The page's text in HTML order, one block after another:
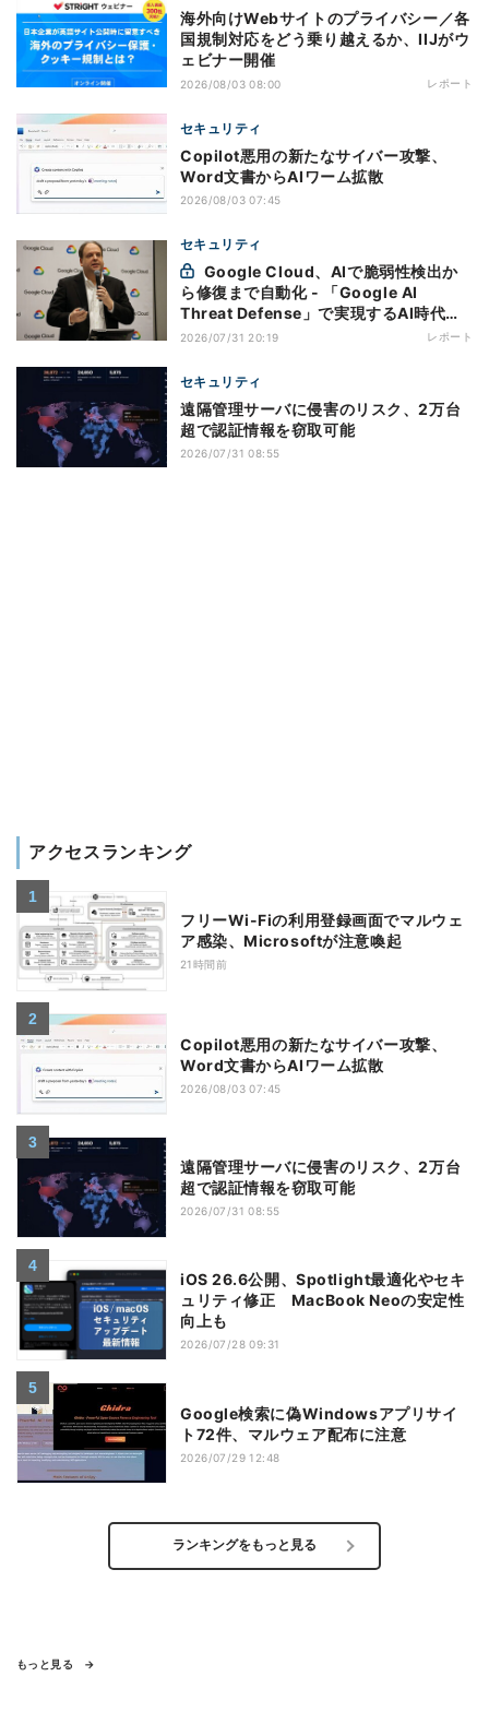
海外向けWebサイトのプライバシー／各
国規制対応をどう乗り越えるか、IIJがウ
ェビナー開催
2026/08/03 08:00 レポート
セキュリティ
Copilot悪用の新たなサイバー攻撃、
Word文書からAIワーム拡散
2026/08/03 07:45
セキュリティ
ら修復まで自動化 - 「Google AI
Threat Defense」で実現するAI時代の
防御戦略
2026/07/31 20:19 レポート
セキュリティ
遠隔管理サーバに侵害のリスク、2万台
超で認証情報を窃取可能
2026/07/31 08:55
アクセスランキング
フリーWi-Fiの利用登録画面でマルウェ
ア感染、Microsoftが注意喚起
21時間前
Copilot悪用の新たなサイバー攻撃、
Word文書からAIワーム拡散
2026/08/03 07:45
遠隔管理サーバに侵害のリスク、2万台
超で認証情報を窃取可能
2026/07/31 08:55
iOS 26.6公開、Spotlight最適化やセキ
ュリティ修正 MacBook Neoの安定性
向上も
2026/07/28 09:31
Google検索に偽Windowsアプリサイ
ト72件、マルウェア配布に注意
2026/07/29 12:48
ランキングをもっと見る
もっと見る